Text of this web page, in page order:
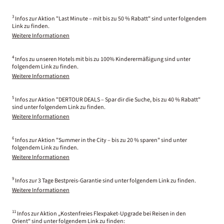
3 Infos zur Aktion "Last Minute – mit bis zu 50 % Rabatt" sind unter folgendem
Link zu finden.
Weitere Informationen
4 Infos zu unseren Hotels mit bis zu 100% Kinderermäßigung sind unter
folgendem Link zu finden.
Weitere Informationen
5 Infos zur Aktion "DERTOUR DEALS – Spar dir die Suche, bis zu 40 % Rabatt"
sind unter folgendem Link zu finden.
Weitere Informationen
6 Infos zur Aktion "Summer in the City – bis zu 20 % sparen" sind unter
folgendem Link zu finden.
Weitere Informationen
9 Infos zur 3 Tage Bestpreis-Garantie sind unter folgendem Link zu finden.
Weitere Informationen
11 Infos zur Aktion „Kostenfreies Flexpaket-Upgrade bei Reisen in den
Orient“ sind unter folgendem Link zu finden: